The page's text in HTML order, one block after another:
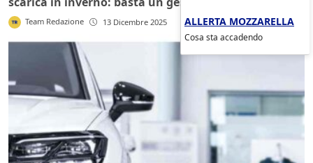
Team Redazione 13 Dicembre 2025 ALLERTA MOZZARELLA
Cosa sta accadendo